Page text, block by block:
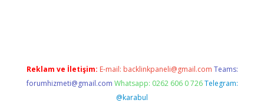
Reklam ve İletişim: E-mail: backlinkpaneli@gmail.com Teams:
forumhizmeti@gmail.com Whatsapp: 0262 606 0 726 Telegram:
@karabul